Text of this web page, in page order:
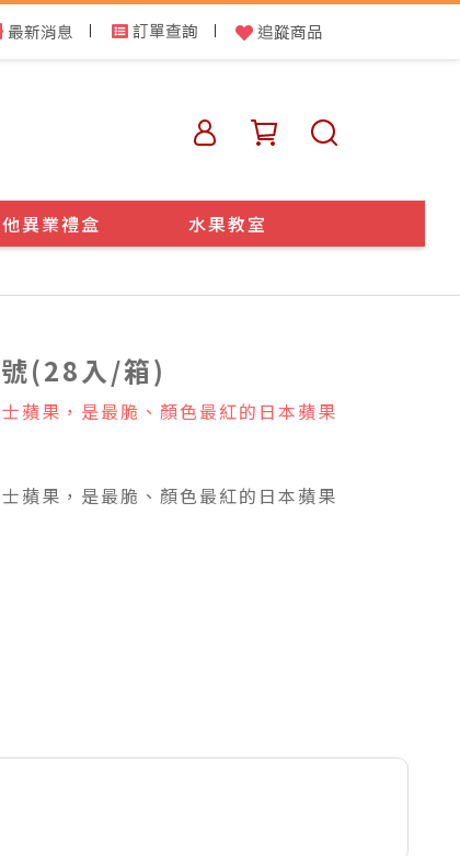
| |
異業禮盒 水果教室
(28入/箱)
蘋果，是最脆、顏色最紅的日本蘋果
蘋果，是最脆、顏色最紅的日本蘋果